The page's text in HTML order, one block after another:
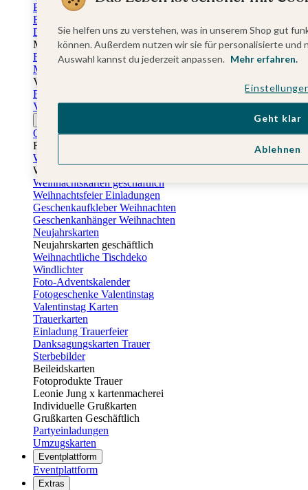
Einschulungskarten
Einladungskarten Einschulung
Danksagung Einschulung
Muttertag
Fotogeschenke Muttertag
Muttertagskarten
Vatertag
Fotogeschenke Vatertag
Vatertagskarten
Osterkarten
Fotogeschenke zu Ostern
Weihnachtskarten
Weihnachtskarten selbst gestalten
Weihnachtskarten geschäftlich
Weihnachtsfeier Einladungen
Geschenkaufkleber Weihnachten
Geschenkanhänger Weihnachten
Neujahrskarten
Neujahrskarten geschäftlich
Weihnachtliche Tischdeko
Windlichter
Foto-Adventskalender
Fotogeschenke Valentinstag
Valentinstag Karten
Trauerkarten
Einladung Trauerfeier
Danksagungskarten Trauer
Sterbebilder
Beileidskarten
Fotoprodukte Trauer
Leonie Jung x kartenmacherei
Individuelle Grußkarten
Grußkarten Geschäftlich
Partyeinladungen
Umzugskarten
Eventplattform
Eventplattform
Extras
Sie helfen uns zu verstehen, was in unserem Shop gut
können. Außerdem nutzen wir sie für personalisierte
Auswahl kannst du jederzeit anpassen. Mehr erfahren.
Ablehnen
Geht klar